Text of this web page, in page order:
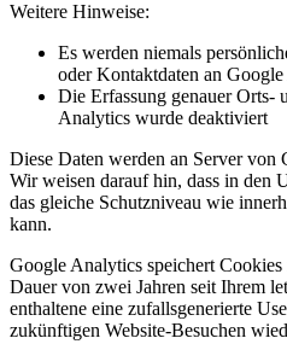
Weitere Hinweise:
Es werden niemals
oder Kontaktdaten an
Die Erfassung genauer Orts-
Analytics wurde deaktiviert
Diese Daten werden an Server von
Wir weisen darauf hin, dass in den
das gleiche Schutzniveau wie
kann.
Google Analytics speichert
Dauer von zwei Jahren seit Ihrem
enthaltene eine zufallsgenerierte
zukünftigen Website-Besuchen